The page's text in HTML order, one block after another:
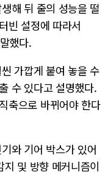
해 뒤 줄의 성능을 떨
빈 설정에 따라서
했다.
가깝게 붙여 놓을 수
수 있다고 설명했다.
축으로 바뀌어야 한다
와 기어 박스가 있어
및 방향 메커니즘이